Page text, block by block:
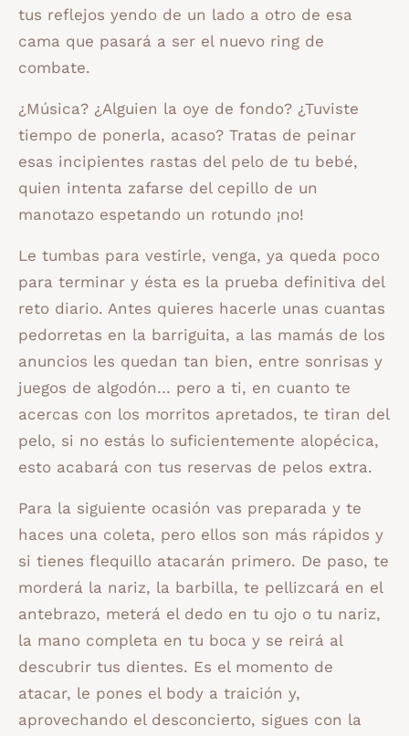
tus reflejos yendo de un lado a otro de esa
cama que pasará a ser el nuevo ring de
combate.
¿Música? ¿Alguien la oye de fondo? ¿Tuviste
tiempo de ponerla, acaso? Tratas de peinar
esas incipientes rastas del pelo de tu bebé,
quien intenta zafarse del cepillo de un
manotazo espetando un rotundo ¡no!
Le tumbas para vestirle, venga, ya queda poco
para terminar y ésta es la prueba definitiva del
reto diario. Antes quieres hacerle unas cuantas
pedorretas en la barriguita, a las mamás de los
anuncios les quedan tan bien, entre sonrisas y
juegos de algodón… pero a ti, en cuanto te
acercas con los morritos apretados, te tiran del
pelo, si no estás lo suficientemente alopécica,
esto acabará con tus reservas de pelos extra.
Para la siguiente ocasión vas preparada y te
haces una coleta, pero ellos son más rápidos y
si tienes flequillo atacarán primero. De paso, te
morderá la nariz, la barbilla, te pellizcará en el
antebrazo, meterá el dedo en tu ojo o tu nariz,
la mano completa en tu boca y se reirá al
descubrir tus dientes. Es el momento de
atacar, le pones el body a traición y,
aprovechando el desconcierto, sigues con la